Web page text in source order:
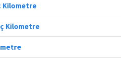
Kilometre
Kilometre